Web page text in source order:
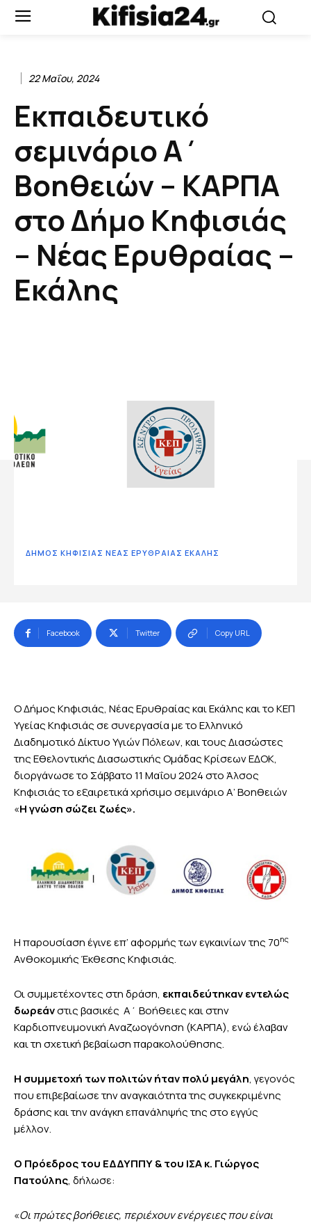
22 Μαΐου, 2024
Εκπαιδευτικό
σεμινάριο Α΄
Βοηθειών – ΚΑΡΠΑ
στο Δήμο Κηφισιάς
– Νέας Ερυθραίας –
Εκάλης
ΔΗΜΟΣ ΚΗΦΙΣΙΑΣ ΝΕΑΣ ΕΡΥΘΡΑΙΑΣ ΕΚΑΛΗΣ
Facebook Twitter Copy URL
Ο Δήμος Κηφισιάς, Νέας Ερυθραίας και Εκάλης και το ΚΕΠ
Υγείας Κηφισιάς σε συνεργασία με το Ελληνικό
Διαδημοτικό Δίκτυο Υγιών Πόλεων, και τους Διασώστες
της Εθελοντικής Διασωστικής Ομάδας Κρίσεων ΕΔΟΚ,
διοργάνωσε το Σάββατο 11 Μαΐου 2024 στο Άλσος
Κηφισιάς το εξαιρετικά χρήσιμο σεμινάριο Α’ Βοηθειών
«Η γνώση σώζει ζωές».
Η παρουσίαση έγινε επ’ αφορμής των εγκαινίων της 70ης
Ανθοκομικής Έκθεσης Κηφισιάς.
Οι συμμετέχοντες στη δράση, εκπαιδεύτηκαν εντελώς
δωρεάνστις βασικές Α΄ Βοήθειες και στην
Καρδιοπνευμονική Αναζωογόνηση (ΚΑΡΠΑ), ενώ έλαβαν
και τη σχετική βεβαίωση παρακολούθησης.
Η συμμετοχή των πολιτών ήταν πολύ μεγάλη, γεγονός
που επιβεβαίωσε την αναγκαιότητα της συγκεκριμένης
δράσης και την ανάγκη επανάληψής της στο εγγύς
μέλλον.
Ο Πρόεδρος του ΕΔΔΥΠΠΥ & του ΙΣΑ κ. Γιώργος
Πατούλης, δήλωσε:
«Οι πρώτες βοήθειες, περιέχουν ενέργειες που είναι